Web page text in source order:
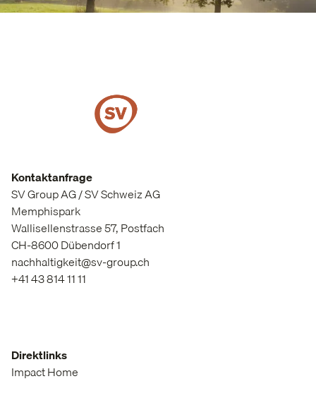
Kontaktanfrage
SV Group AG / SV Schweiz AG
Memphispark
Wallisellenstrasse 57, Postfach
CH-8600 Dübendorf 1
nachhaltigkeit@sv-group.ch
+41 43 814 11 11
Direktlinks
Impact Home